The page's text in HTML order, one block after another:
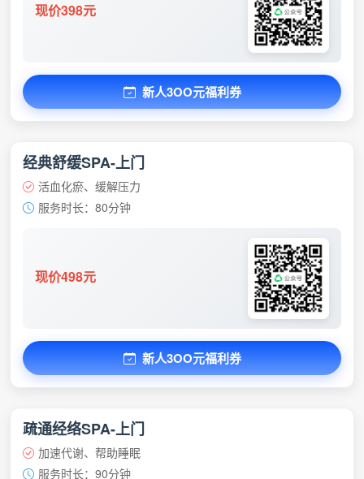
现价398元
新人3OO元福利券
经典舒缓SPA-上门
活血化瘀、缓解压力
服务时长：80分钟
现价498元
新人3OO元福利券
疏通经络SPA-上门
加速代谢、帮助睡眠
服务时长：90分钟